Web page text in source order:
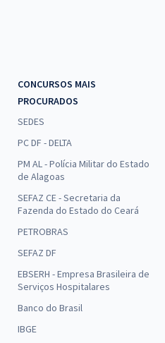
CONCURSOS MAIS
PROCURADOS
SEDES
PC DF - DELTA
PM AL - Polícia Militar do Estado
de Alagoas
SEFAZ CE - Secretaria da
Fazenda do Estado do Ceará
PETROBRAS
SEFAZ DF
EBSERH - Empresa Brasileira de
Serviços Hospitalares
Banco do Brasil
IBGE